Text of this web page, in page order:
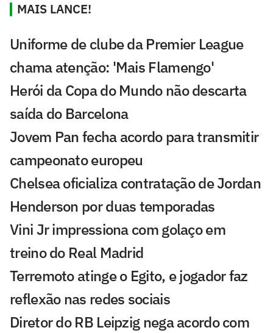
MAIS LANCE!
Uniforme de clube da Premier League
chama atenção: 'Mais Flamengo'
Herói da Copa do Mundo não descarta
saída do Barcelona
Jovem Pan fecha acordo para transmitir
campeonato europeu
Chelsea oficializa contratação de Jordan
Henderson por duas temporadas
Vini Jr impressiona com golaço em
treino do Real Madrid
Terremoto atinge o Egito, e jogador faz
reflexão nas redes sociais
Diretor do RB Leipzig nega acordo com